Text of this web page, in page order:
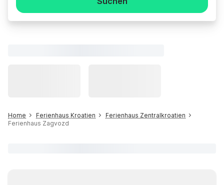
Home Ferienhaus Kroatien
Ferienhaus Zentralkroatien
Ferienhaus Zagvozd